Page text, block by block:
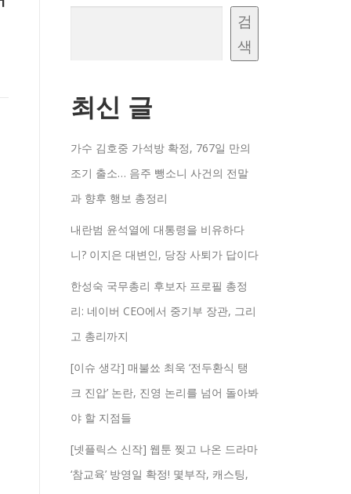
검
색
최신 글
가수 김호중 가석방 확정, 767일 만의
조기 출소… 음주 뺑소니 사건의 전말
과 향후 행보 총정리
내란범 윤석열에 대통령을 비유하다
니? 이지은 대변인, 당장 사퇴가 답이다
한성숙 국무총리 후보자 프로필 총정
리: 네이버 CEO에서 중기부 장관, 그리
고 총리까지
[이슈 생각] 매불쑈 최욱 ‘전두환식 탱
크 진압’ 논란, 진영 논리를 넘어 돌아봐
야 할 지점들
[넷플릭스 신작] 웹툰 찢고 나온 드라마
‘참교육’ 방영일 확정! 몇부작, 캐스팅,